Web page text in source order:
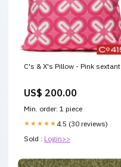
C's & X's Pillow - Pink sextant
US$ 200.00
Min. order: 1 piece
★★★★★ 4.5 (30 reviews)
Sold : Login>>